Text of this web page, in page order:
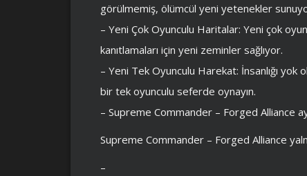
görülmemiş, ölümcül yeni yetenekler
– Yeni Çok Oyunculu Haritalar: Yeni çok
kanıtlamaları için yeni zeminler sağlıyor.
– Yeni Tek Oyunculu Harekat: İnsanlığı
bir tek oyunculu seferde oynayın.
– Supreme Commander – Forged Alliance
Supreme Commander – Forged Alliance
–